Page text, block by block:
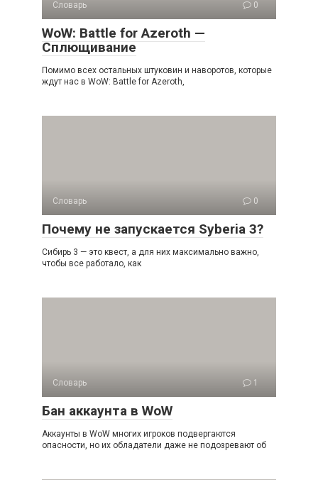
Словарь 0
WoW: Battle for Azeroth —
Сплющивание
Помимо всех остальных штуковин и наворотов, которые
ждут нас в WoW: Battle for Azeroth,
Словарь 0
Почему не запускается Syberia 3?
Сибирь 3 — это квест, а для них максимально важно,
чтобы все работало, как
Словарь 1
Бан аккаунта в WoW
Аккаунты в WoW многих игроков подвергаются
опасности, но их обладатели даже не подозревают об